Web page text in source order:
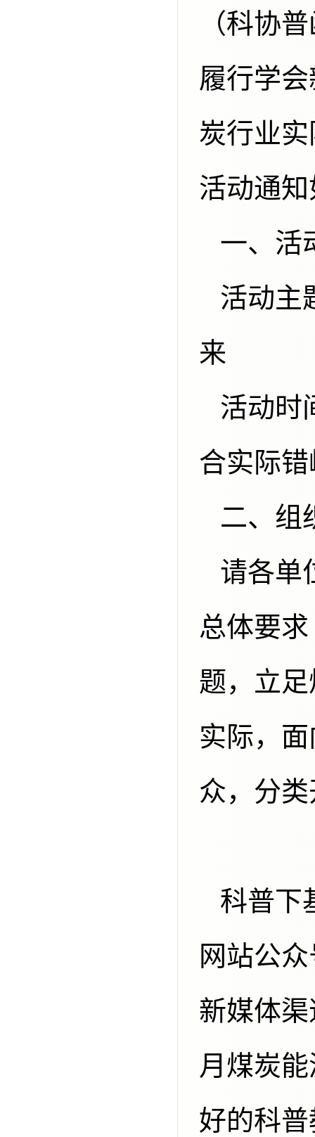
（科协
履行学
炭行业
活动通
一
活动主题：科技改变生活 创新赢得未
来
活动时间：2026年9月，各单位可结
合实际
二
请各单位高度重视，紧扣全国科普月
总体要
题，立
实际，
众，分
科普下基层等活动，依托广播电视、
网站公
新媒体
月煤炭
好的科